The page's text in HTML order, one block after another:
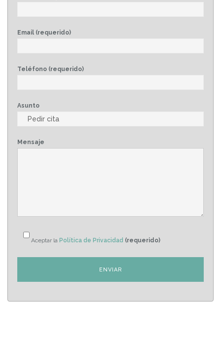
Email (requerido)
Teléfono (requerido)
Asunto
Mensaje
Aceptar la Política de Privacidad (requerido)